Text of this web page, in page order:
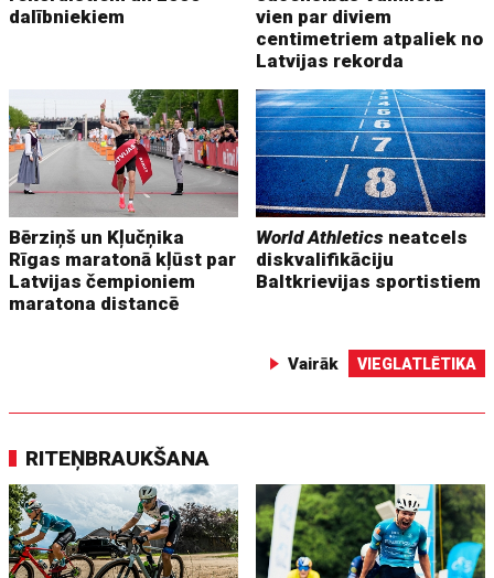
dalībniekiem
vien par diviem
centimetriem atpaliek no
Latvijas rekorda
Bērziņš un Kļučņika
Rīgas maratonā kļūst par
Latvijas čempioniem
maratona distancē
World Athletics neatcels
diskvalifikāciju
Baltkrievijas sportistiem
Vairāk VIEGLATLĒTIKA
RITEŅBRAUKŠANA